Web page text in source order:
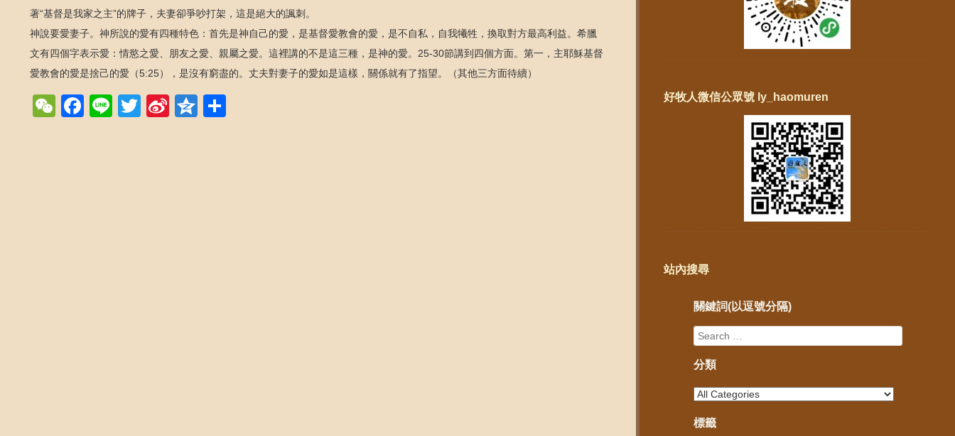
著“基督是我家之主”的牌子，夫妻卻爭吵打架，這是絕大的諷刺。
神說要愛妻子。神所說的愛有四種特色：首先是神自己的愛，是基督愛教會的愛，是不自私，自我犧牲，換取對方最高利益。希臘
文有四個字表示愛：情慾之愛、朋友之愛、親屬之愛。這裡講的不是這三種，是神的愛。25-30節講到四個方面。第一，主耶穌基督
愛教會的愛是捨己的愛（5:25），是沒有窮盡的。丈夫對妻子的愛如是這樣，關係就有了指望。（其他三方面待續）
WeChat
Facebook
LineTwitterSinaQzone 好牧人微信公眾號 ly_haomuren
站內搜尋
關鍵詞(以逗號分隔)
分類
標籤